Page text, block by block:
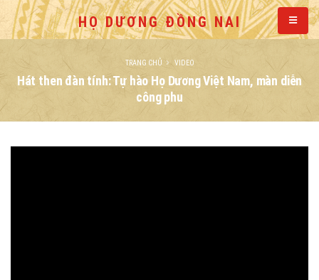
HỌ DƯƠNG ĐỒNG NAI
Hát then đàn tính: Tự hào Họ Dương Việt Nam, màn diễn
công phu
TRANG CHỦ VIDEO